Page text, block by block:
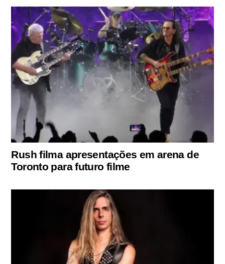
Rush filma apresentações em arena de
Toronto para futuro filme